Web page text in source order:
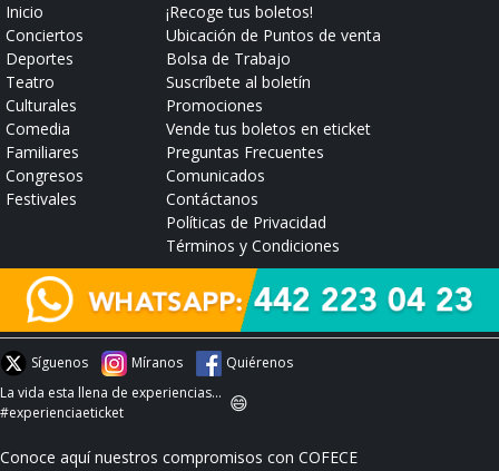
Inicio
Conciertos
Deportes
Teatro
Culturales
Comedia
Familiares
Congresos
Festivales
¡Recoge tus boletos!
Ubicación de Puntos de venta
Bolsa de Trabajo
Suscríbete al boletín
Promociones
Vende tus boletos en eticket
Preguntas Frecuentes
Comunicados
Contáctanos
Políticas de Privacidad
Términos y Condiciones
Síguenos Míranos
Quiérenos
La vida esta llena de experiencias...
#experienciaeticket
😄
Conoce aquí nuestros compromisos con COFECE